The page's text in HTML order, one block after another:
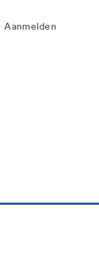
Aanmelden